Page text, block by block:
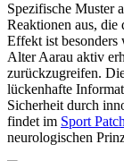
Spezifische Muster
Reaktionen aus, die
Effekt ist
Alter Aarau aktiv
zurückzugreifen.
lückenhafte
Sicherheit durch
findet im Sport
neurologischen